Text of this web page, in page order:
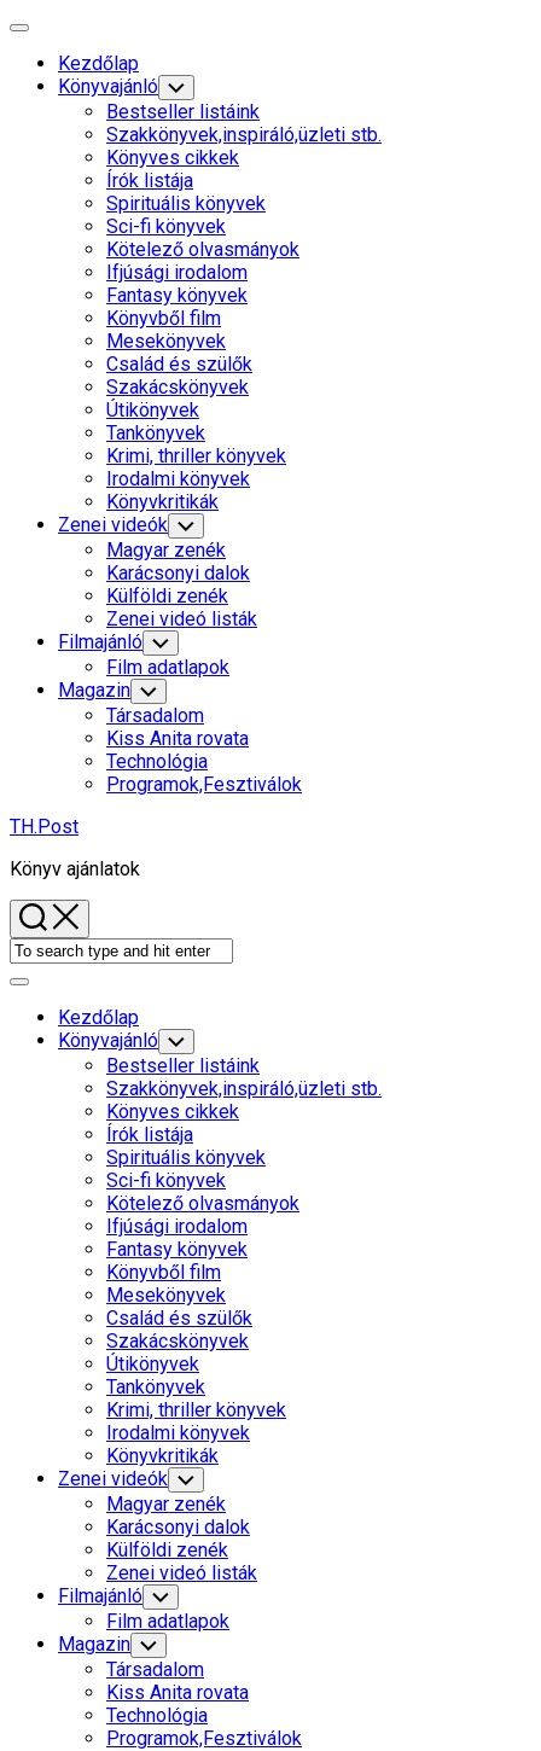
Skip
content
Expand
Kezdőlap
Könyvajánló Toggle
Child
Menu
Bestseller listáink
Szakkönyvek,inspiráló,üzleti stb.
Könyves cikkek
Írók listája
Spirituális könyvek
Sci-fi könyvek
Kötelező olvasmányok
Ifjúsági irodalom
Fantasy könyvek
Könyvből film
Mesekönyvek
Család és szülők
Szakácskönyvek
Útikönyvek
Tankönyvek
Krimi, thriller könyvek
Irodalmi könyvek
Könyvkritikák
Zenei videók Toggle
Child
Menu
Magyar zenék
Karácsonyi dalok
Külföldi zenék
Zenei videó listák
Filmajánló Toggle
Child
Menu
Film adatlapok
Magazin Toggle
Child
Menu
Társadalom
Kiss Anita rovata
Technológia
Programok,Fesztiválok
TH.Post
Könyv ajánlatok
Expand
Kezdőlap
Könyvajánló Toggle
Child
Menu
Bestseller listáink
Szakkönyvek,inspiráló,üzleti stb.
Könyves cikkek
Írók listája
Spirituális könyvek
Sci-fi könyvek
Kötelező olvasmányok
Ifjúsági irodalom
Fantasy könyvek
Könyvből film
Mesekönyvek
Család és szülők
Szakácskönyvek
Útikönyvek
Tankönyvek
Krimi, thriller könyvek
Irodalmi könyvek
Könyvkritikák
Zenei videók Toggle
Child
Menu
Magyar zenék
Karácsonyi dalok
Külföldi zenék
Zenei videó listák
Filmajánló Toggle
Child
Menu
Film adatlapok
Magazin Toggle
Child
Menu
Társadalom
Kiss Anita rovata
Technológia
Programok,Fesztiválok